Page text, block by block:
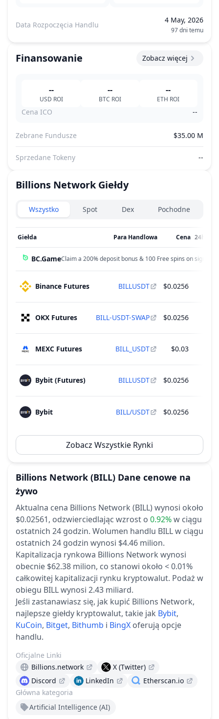
Data Rozpoczęcia Handlu
4 May, 2026
97 dni temu
Finansowanie Zobacz więcej
--
USD ROI
--
BTC ROI
--
ETH ROI
Cena ICO --
Zebrane Fundusze $35.00 M
Sprzedane Tokeny --
Billions Network Giełdy
Exchanges type
Wszystko Spot Dex Pochodne
Giełda Para Handlowa Cena 24h
BC.GameClaim a 200% deposit bonus & 100 Free spins on sign up!
Binance Futures BILLUSDT $0.0256
OKX Futures BILL-USDT-SWAP $0.0256
MEXC Futures BILL_USDT $0.03
Bybit (Futures) BILLUSDT $0.0256
Bybit BILL/USDT $0.0256
Zobacz Wszystkie Rynki
Billions Network (BILL) Dane cenowe na
żywo
Aktualna cena Billions Network (BILL) wynosi około
$0.02561, odzwierciedlając wzrost o 0.92%w ciągu
ostatnich 24 godzin. Wolumen handlu BILL w ciągu
ostatnich 24 godzin wynosi $4.46 milion.
Kapitalizacja rynkowa Billions Network wynosi
obecnie $62.38 milion, co stanowi około < 0.01%
całkowitej kapitalizacji rynku kryptowalut. Podaż w
obiegu BILL wynosi 2.43 miliard.
Jeśli zastanawiasz się, jak kupić Billions Network,
najlepsze giełdy kryptowalut, takie jak Bybit,
KuCoin, Bitget, Bithumb i BingX oferują opcje
handlu.
Główna kategoria
Artificial Intelligence (AI)
Oficjalne Linki
Billions.network
X (Twitter)
Discord
LinkedIn Etherscan.io